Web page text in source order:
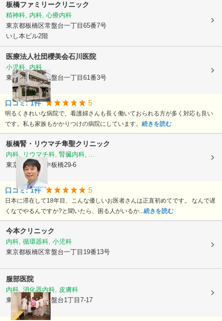
板橋ファミリークリニック
精神科, 内科, 心療内科
東京都板橋区常盤台一丁目65番7号
いし本ビル2階
医療法人社団櫻美会石川医院
小児科, 内科
東京都板橋区常盤台一丁目61番3号
口コミ:1件 5
明るくきれいな病院で、看護婦さんも長く働いておられる方が多く対応も良い
です。私も家族もかかりつけの病院にしています。 続きを読む
板橋腎・リウマチ隼聖クリニック
内科, リウマチ科, 腎臓内科, ...
東京都板橋区
中板橋29-6
口コミ:1件 5
日本に滞在して18年目、こんな優しいお医者さんは正直初めてです。 なんで遅
くなでやるんですか?と聞いたら、困る人がいるか...続きを読む
今本クリニック
内科, 循環器科, 小児科
東京都板橋区常盤台一丁目19番13号
服部医院
内科, 消化器内科, 皮膚科
東京都板橋区常盤台1丁目7-17